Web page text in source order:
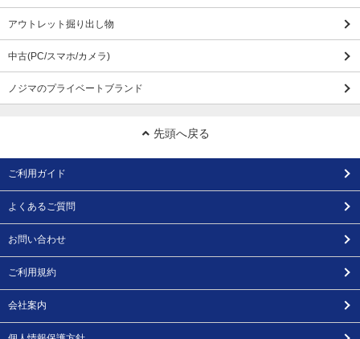
アウトレット掘り出し物
中古(PC/スマホ/カメラ)
ノジマのプライベートブランド
先頭へ戻る
ご利用ガイド
よくあるご質問
お問い合わせ
ご利用規約
会社案内